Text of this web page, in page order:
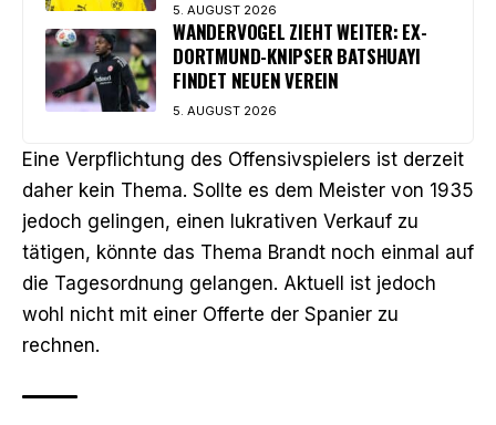
5. AUGUST 2026
WANDERVOGEL ZIEHT WEITER: EX-
DORTMUND-KNIPSER BATSHUAYI
FINDET NEUEN VEREIN
5. AUGUST 2026
Eine Verpflichtung des Offensivspielers ist derzeit
daher kein Thema. Sollte es dem Meister von 1935
jedoch gelingen, einen lukrativen Verkauf zu
tätigen, könnte das Thema Brandt noch einmal auf
die Tagesordnung gelangen. Aktuell ist jedoch
wohl nicht mit einer Offerte der Spanier zu
rechnen.